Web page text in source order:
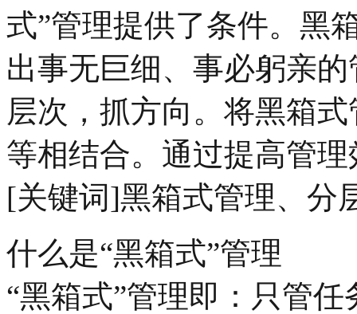
式”管理提供了条件。黑
出事无巨细、事必躬亲
层次，抓方向。将黑箱
等相结合。通过提高管
[关键词]黑箱式管理、分
什么是“黑箱式”管理
“黑箱式”管理即：只管